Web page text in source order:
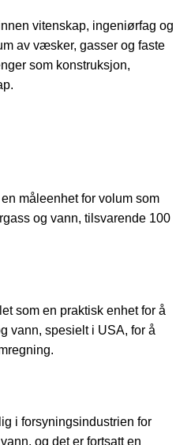
vitenskap, ingeniørfag og
av væsker, gasser og faste
som konstruksjon,
måleenhet for volum som
og vann, tilsvarende 100
som en praktisk enhet for å
vann, spesielt i USA, for å
i forsyningsindustrien for
og det er fortsatt en